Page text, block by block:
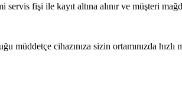
fişi ile kayıt altına alınır ve müşteri
cihazınıza sizin ortamınızda hızlı